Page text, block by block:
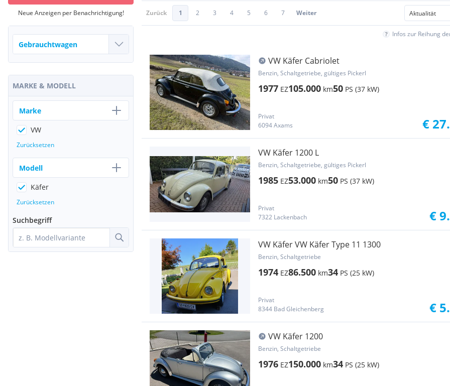
Zurück 1 2 3 4 5 6 7 Weiter
Infos zur Reihung
VW Käfer Cabriolet
Benzin, Schaltgetriebe, gültiges Pickerl
1977 EZ105.000 km50 PS (37 kW)
Privat
6094 Axams
€
VW Käfer 1200 L
Benzin, Schaltgetriebe, gültiges Pickerl
1985 EZ53.000 km50 PS (37 kW)
Privat
7322 Lackenbach
€
VW Käfer VW Käfer Type 11 1300
Benzin, Schaltgetriebe
1974 EZ86.500 km34 PS (25 kW)
Privat
8344 Bad Gleichenberg
€
VW Käfer 1200
Benzin, Schaltgetriebe
1976 EZ150.000 km34 PS (25 kW)
Neue Anzeigen per Benachrichtigung!
MARKE & MODELL
Marke
VW
Zurücksetzen
Modell
Käfer
Zurücksetzen
Suchbegriff